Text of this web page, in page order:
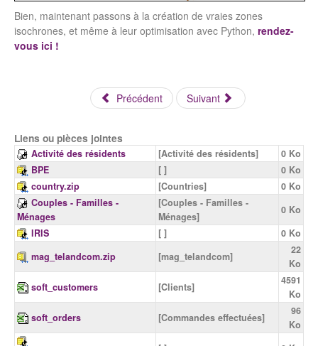
Bien, maintenant passons à la création de vraies zones
isochrones, et même à leur optimisation avec Python, rendez-
vous ici !
Précédent Suivant
Liens ou pièces jointes
Activité des résidents [Activité des résidents]
0 Ko
BPE
[ ]
0 Ko
country.zip
[Countries]
0 Ko
Couples - Familles -
Ménages
[Couples - Familles -
Ménages]
0 Ko
IRIS
[ ]
0 Ko
mag_telandcom.zip
[mag_telandcom]
22
Ko
soft_customers
[Clients]
4591
Ko
soft_orders
[Commandes effectuées]
96
Ko